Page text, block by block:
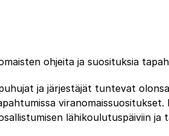
ohjeita ja suosituksia
ja järjestäjät tuntevat
lähikoulutuspäiviin ja